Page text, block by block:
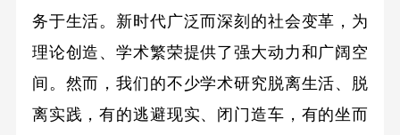
务于生活。新时代广泛而深刻的社会变革，为
理论创造、学术繁荣提供了强大动力和广阔空
间。然而，我们的不少学术研究脱离生活、脱
离实践，有的逃避现实、闭门造车，有的坐而